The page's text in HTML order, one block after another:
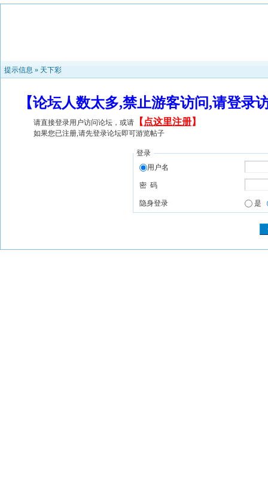
提示信息 » 天下彩
【论坛人数太多,禁止游客访问,请登
请直接登录用户访问论坛，或请 【 点这里注册】
如果您已注册,请先登录论坛即可游览帖子
登录
用户名
密 码
隐身登录 是